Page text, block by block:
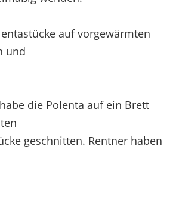
auf vorgewärmten
und
die Polenta auf ein Brett
geschnitten. Rentner haben